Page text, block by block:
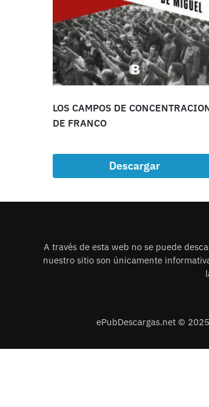
LOS CAMPOS DE
DE FRANCO
Descargar
A través de esta web no se puede
nuestro sitio son únicamente
ePubDescargas.net © 2025